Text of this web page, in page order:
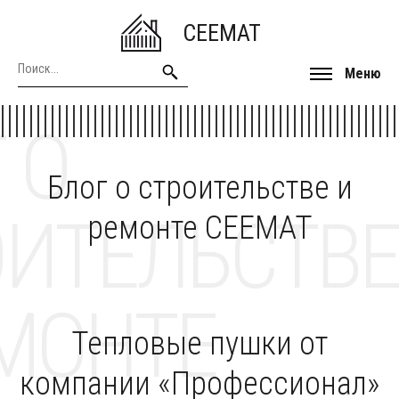
CEEMAT
Меню
Блог о строительстве и
ремонте CEEMAT
О
Тепловые пушки от
компании «Профессионал»